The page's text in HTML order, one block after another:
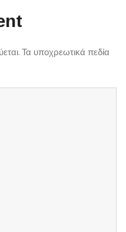
Τα υποχρεωτικά πεδία